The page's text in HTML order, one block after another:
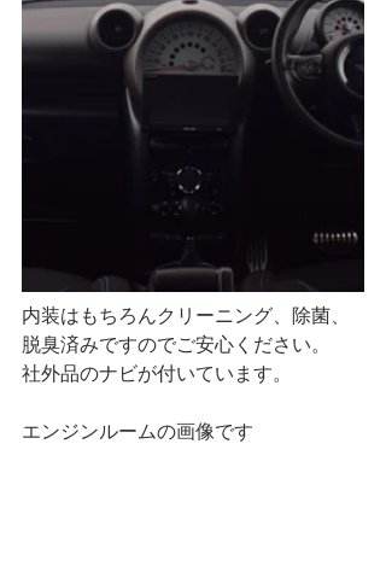
内装はもちろんクリーニング、除菌、
脱臭済みですのでご安心ください。
社外品のナビが付いています。
エンジンルームの画像です